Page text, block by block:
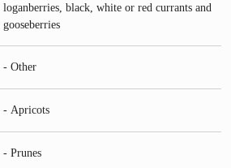
loganberries, black, white or red currants and
gooseberries
- Other
- Apricots
- Prunes